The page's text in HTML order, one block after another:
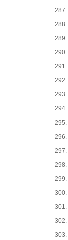
287.
288.
289.
290.
291.
292.
293.
294.
295.
296.
297.
298.
299.
300.
301.
302.
303.